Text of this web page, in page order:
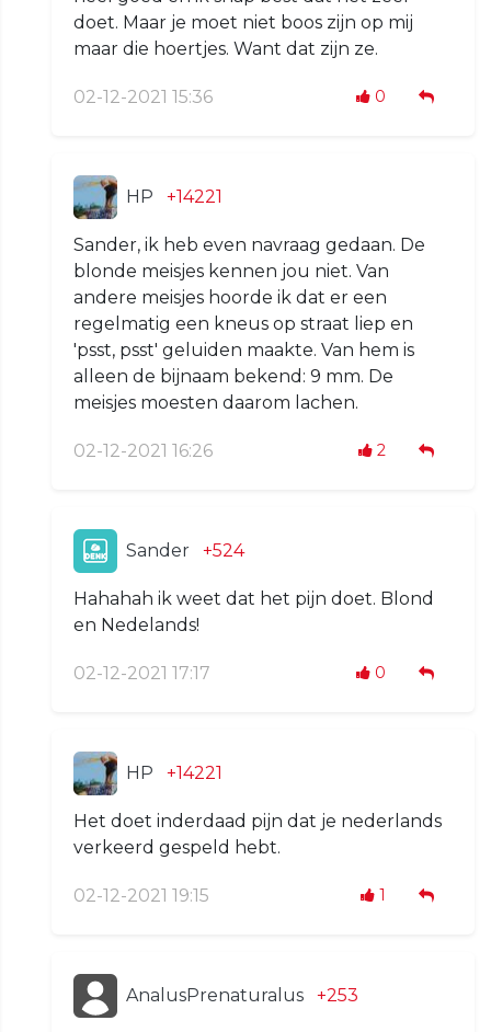
doet. Maar je moet niet boos zijn op mij
maar die hoertjes. Want dat zijn ze.
02-12-2021 15:36 0
HP +14221
Sander, ik heb even navraag gedaan. De
blonde meisjes kennen jou niet. Van
andere meisjes hoorde ik dat er een
regelmatig een kneus op straat liep en
'psst, psst' geluiden maakte. Van hem is
alleen de bijnaam bekend: 9 mm. De
meisjes moesten daarom lachen.
02-12-2021 16:26 2
Sander +524
Hahahah ik weet dat het pijn doet. Blond
en Nedelands!
02-12-2021 17:17 0
HP +14221
Het doet inderdaad pijn dat je nederlands
verkeerd gespeld hebt.
02-12-2021 19:15 1
AnalusPrenaturalus +253